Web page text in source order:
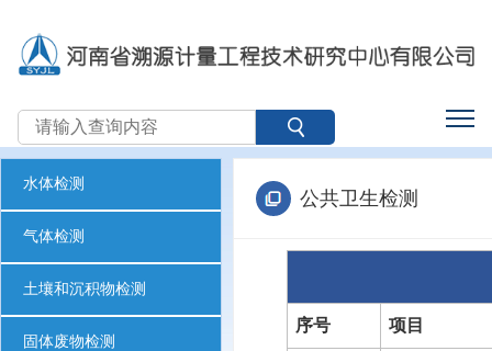
水体检测
气体检测
土壤和沉积物检测
固体废物检测
公共卫生检测
序号 项目